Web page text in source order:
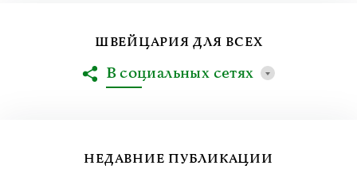
НЕДАВНИЕ ПУБЛИКАЦИИ
ШВЕЙЦАРИЯ ДЛЯ ВСЕХ
В социальных сетях